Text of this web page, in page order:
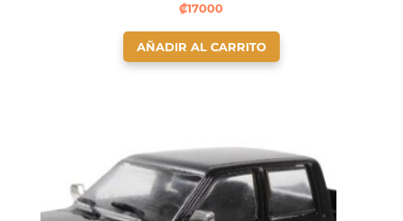
₡17000
AÑADIR AL CARRITO